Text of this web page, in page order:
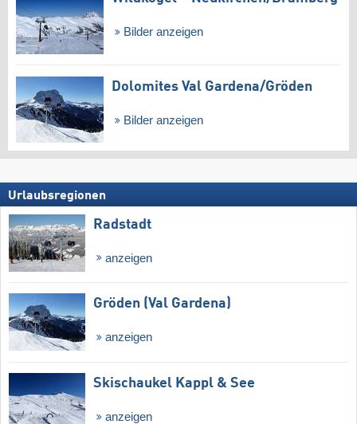
Bilder anzeigen
Dolomites Val Gardena/​Gröden
Bilder anzeigen
Urlaubsregionen
Radstadt
anzeigen
Gröden (Val Gardena)
anzeigen
Skischaukel Kappl & See
anzeigen